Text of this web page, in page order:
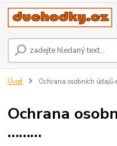
Úvod Ochrana osobních
Ochrana
………